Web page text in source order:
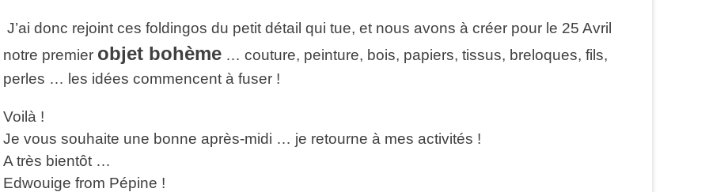
J’ai donc rejoint ces foldingos du petit détail qui tue, et nous avons à créer pour le 25 Avril
notre premier objet bohème … couture, peinture, bois, papiers, tissus, breloques, fils,
perles … les idées commencent à fuser !
Voilà !
Je vous souhaite une bonne après-midi … je retourne à mes activités !
A très bientôt …
Edwouige from Pépine !